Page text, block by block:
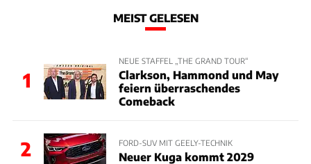
MEIST GELESEN
1
NEUE STAFFEL „THE GRAND TOUR“
Clarkson, Hammond und May
feiern überraschendes
Comeback
2 FORD-SUV MIT GEELY-TECHNIK
Neuer Kuga kommt 2029